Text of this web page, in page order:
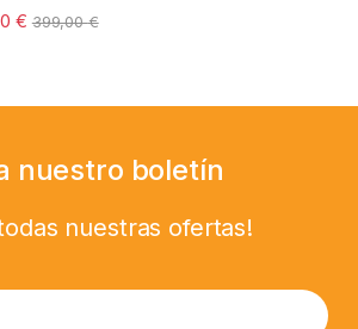
€ 399,00€
nuestro boletín
nuestras ofertas!